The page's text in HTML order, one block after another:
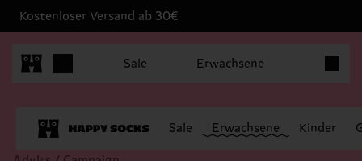
Kostenloser Versand ab 30€
Sale Erwachsene
Sale Erwachsene Kinder